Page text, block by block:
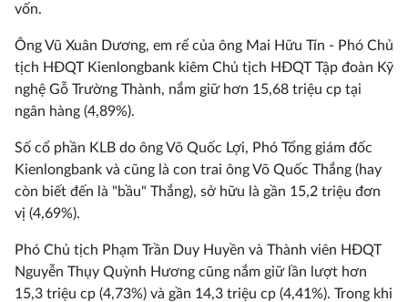
vốn.
Ông Vũ Xuân Dương, em rể của ông Mai Hữu Tín - Phó Chủ
tịch HĐQT Kienlongbank kiêm Chủ tịch HĐQT Tập đoàn Kỹ
nghệ Gỗ Trường Thành, nắm giữ hơn 15,68 triệu cp tại
ngân hàng (4,89%).
Số cổ phần KLB do ông Võ Quốc Lợi, Phó Tổng giám đốc
Kienlongbank và cũng là con trai ông Võ Quốc Thắng (hay
còn biết đến là "bầu" Thắng), sở hữu là gần 15,2 triệu đơn
vị (4,69%).
Phó Chủ tịch Phạm Trần Duy Huyền và Thành viên HĐQT
Nguyễn Thụy Quỳnh Hương cũng nắm giữ lần lượt hơn
15,3 triệu cp (4,73%) và gần 14,3 triệu cp (4,41%). Trong khi